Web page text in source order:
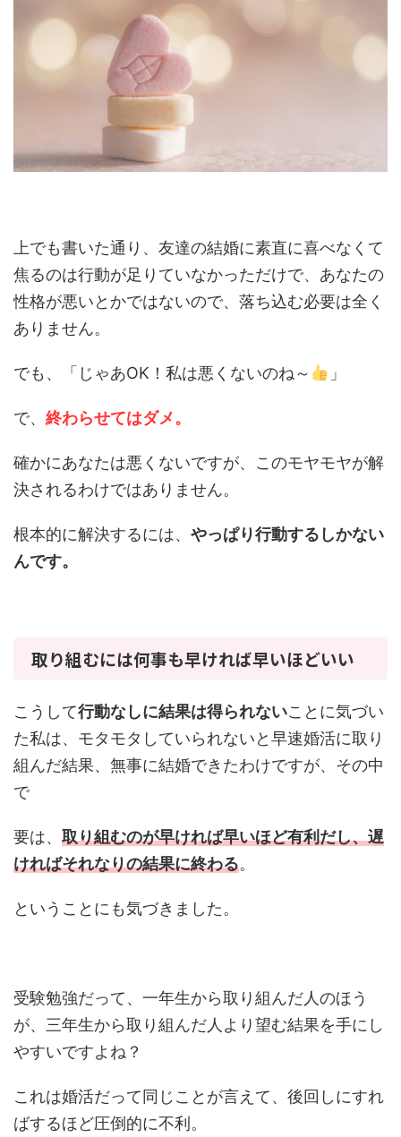
上でも書いた通り、友達の結婚に素直に喜べなくて
焦るのは行動が足りていなかっただけで、あなたの
性格が悪いとかではないので、落ち込む必要は全く
ありません。
でも、「じゃあOK！私は悪くないのね～ 」
で、 終わらせてはダメ。
確かにあなたは悪くないですが、このモヤモヤが解
決されるわけではありません。
根本的に解決するには、 やっぱり行動するしかない
んです。
取り組むには何事も早ければ早いほどいい
こうして行動なしに結果は得られないことに気づい
た私は、モタモタしていられないと早速婚活に取り
組んだ結果、無事に結婚できたわけですが、その中
で
要は、 取り組むのが早ければ早いほど有利だし、遅
ければそれなりの結果に終わる。
ということにも気づきました。
受験勉強だって、一年生から取り組んだ人のほう
が、三年生から取り組んだ人より望む結果を手にし
やすいですよね？
これは婚活だって同じことが言えて、後回しにすれ
ばするほど圧倒的に不利。